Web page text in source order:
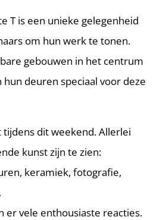
T is een unieke gelegenheid
om hun werk te tonen.
gebouwen in het centrum
deuren speciaal voor deze
dit weekend. Allerlei
kunst zijn te zien:
keramiek, fotografie,
er vele enthousiaste reacties.